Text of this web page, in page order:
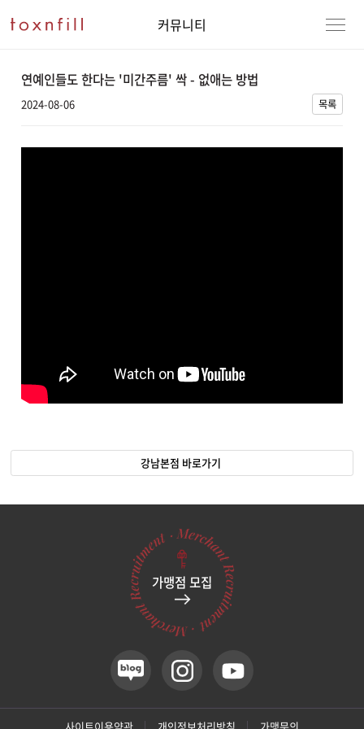
커뮤니티
연예인들도 한다는 '미간주름' 싹 - 없애는 방법
2024-08-06 목록
강남본점 바로가기
가맹점 모집